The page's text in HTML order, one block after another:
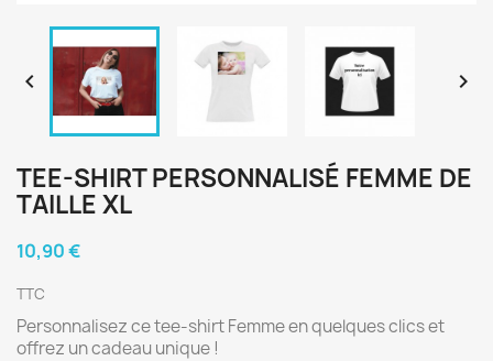
 
TEE-SHIRT PERSONNALISÉ FEMME DE
TAILLE XL
10,90 €
TTC
Personnalisez ce tee-shirt Femme en quelques clics et
offrez un cadeau unique !